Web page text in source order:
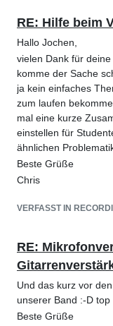
Zum anderen zeigt
und HOFA) einen
Frequenzgang an. In
sich das auch mit
Kopfhörer DT770
gut. Im Auto merke
rum fehlt. Wieso
aber dann
Freue mich über
:-)
RE: Hilfe beim
Hallo Jochen,
vielen Dank für
komme der Sache
ja kein einfaches
zum laufen
mal eine kurze
einstellen für
ähnlichen
Beste Grüße
Chris
VERFASST IN
RE:
Und das kurz vor
unserer Band :-D top
Beste Grüße